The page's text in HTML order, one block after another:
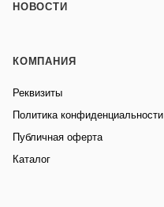
НОВОСТИ
КОМПАНИЯ
Реквизиты
Политика конфиденциальности
Публичная оферта
Каталог